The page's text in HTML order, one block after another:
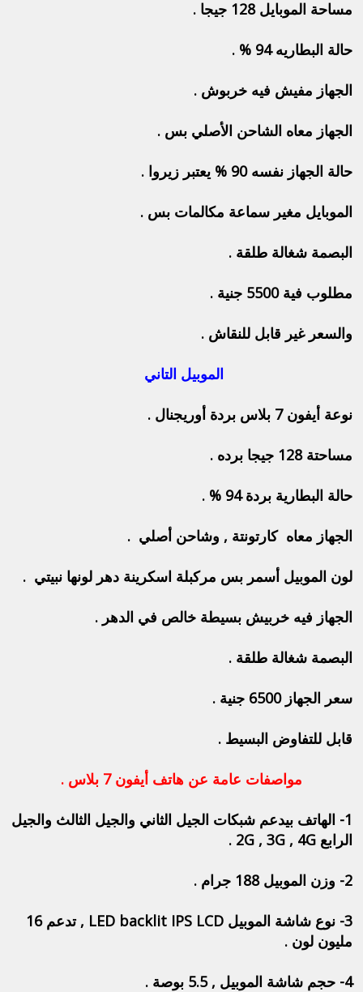
مساحة الموبايل 128 جيجا .
حالة البطاريه 94 % .
الجهاز مفيش فيه خربوش .
الجهاز معاه الشاحن الأصلي بس .
حالة الجهاز نفسه 90 % يعتبر زيروا .
الموبايل مغير سماعة مكالمات بس .
البصمة شغالة طلقة .
مطلوب فية 5500 جنية .
والسعر غير قابل للنقاش .
الموبيل التاني
نوعة أيفون 7 بلاس بردة أوريجنال .
مساحتة 128 جيجا برده .
حالة البطارية بردة 94 % .
الجهاز معاه كارتونتة , وشاحن أصلي .
لون الموبيل أسمر بس مركبلة اسكرينة دهر لونها نبيتي .
الجهاز فيه خربيش بسيطة خالص في الدهر .
البصمة شغالة طلقة .
سعر الجهاز 6500 جنية .
قابل للتفاوض البسيط .
مواصفات عامة عن هاتف أيفون 7 بلاس .
1- الهاتف بيدعم شبكات الجيل الثاني والجيل الثالث والجيل
الرابع 2G , 3G , 4G .
2- وزن الموبيل 188 جرام .
3- نوع شاشة الموبيل LED backlit IPS LCD , تدعم 16
مليون لون .
4- حجم شاشة الموبيل , 5.5 بوصة .